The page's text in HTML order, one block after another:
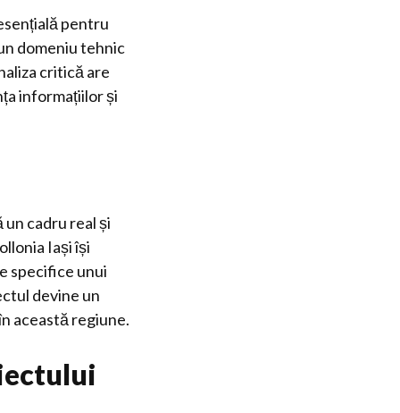
pentru
domeniu tehnic
critică are
informațiilor și
cadru real și
Iași își
specifice unui
devine un
această regiune.